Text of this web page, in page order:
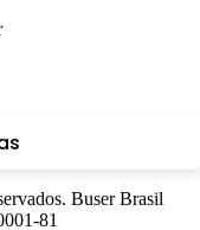
Buser Brasil
81